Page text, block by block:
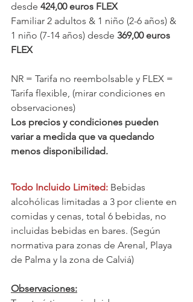
desde 424,00 euros FLEX
Familiar 2 adultos & 1 niño (2-6 años) &
1 niño (7-14 años) desde 369,00 euros
FLEX
NR = Tarifa no reembolsable y FLEX =
Tarifa flexible, (mirar condiciones en
observaciones)
Los precios y condiciones pueden
variar a medida que va quedando
menos disponibilidad.
Todo Incluido Limited: Bebidas
alcohólicas limitadas a 3 por cliente en
comidas y cenas, total 6 bebidas, no
incluidas bebidas en bares. (Según
normativa para zonas de Arenal, Playa
de Palma y la zona de Calviá)
Observaciones: